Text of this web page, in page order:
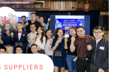
SUPPLIERS